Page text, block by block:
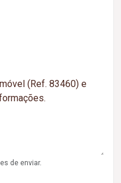
de enviar.